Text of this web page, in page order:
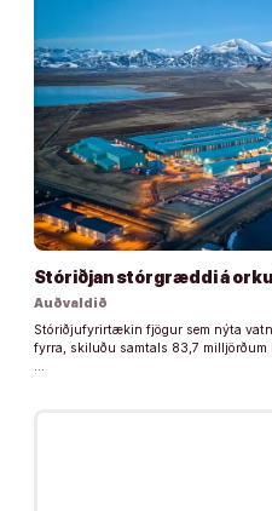
Stóriðjan stórgræddi á
Auðvaldið
Stóriðjufyrirtækin fjögur sem nýta
fyrra, skiluðu samtals 83,7 milljörðum